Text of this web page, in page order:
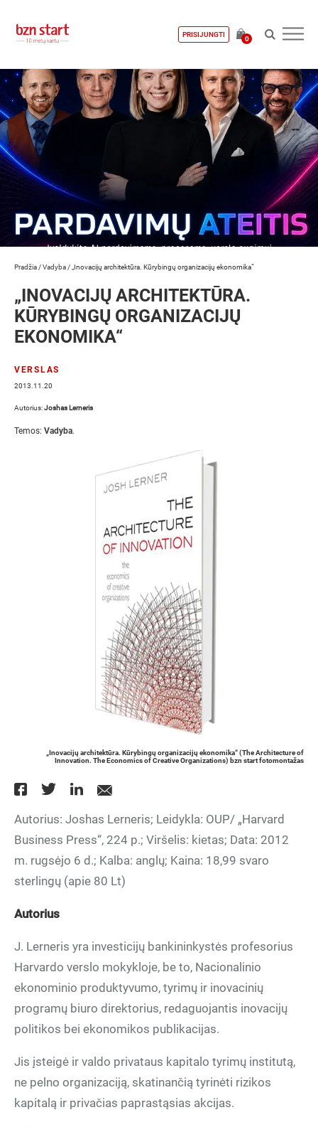
PRISIJUNGTI
0
Pradžia /Vadyba / „Inovacijų architektūra. Kūrybingų organizacijų ekonomika“
„INOVACIJŲ ARCHITEKTŪRA.
KŪRYBINGŲ ORGANIZACIJŲ
EKONOMIKA“
VERSLAS
2013.11.20
Autorius:Joshas Lerneris
Temos: Vadyba.
„Inovacijų architektūra. Kūrybingų organizacijų ekonomika“ (The Architecture of
Innovation. The Economics of Creative Organizations) bzn start fotomontažas
Autorius: Joshas Lerneris; Leidykla: OUP/ „Harvard
Business Press“, 224 p.; Viršelis: kietas; Data: 2012
m. rugsėjo 6 d.; Kalba: anglų; Kaina: 18,99 svaro
sterlingų (apie 80 Lt)
Autorius
J. Lerneris yra investicijų bankininkystės profesorius
Harvardo verslo mokykloje, be to, Nacionalinio
ekonominio produktyvumo, tyrimų ir inovacinių
programų biuro direktorius, redaguojantis inovacijų
politikos bei ekonomikos publikacijas.
Jis įsteigė ir valdo privataus kapitalo tyrimų institutą,
ne pelno organizaciją, skatinančią tyrinėti rizikos
kapitalą ir privačias paprastąsias akcijas.